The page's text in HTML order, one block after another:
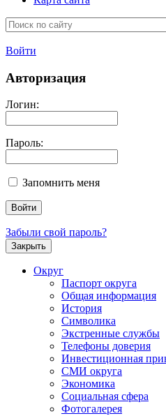
Войти
Авторизация
Логин:
Пароль:
Запомнить меня
Забыли свой пароль?
Закрыть
Округ
Паспорт округа
Общая информация
История
Символика
Экстренные службы
Телефоны доверия
Инвестиционная
СМИ округа
Экономика
Социальная сфера
Фотогалерея